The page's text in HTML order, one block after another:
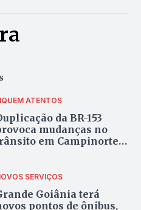
ATENTOS
da BR-153
mudanças no
em Campinorte;
SERVIÇOS
Goiânia terá
pontos de ônibus,